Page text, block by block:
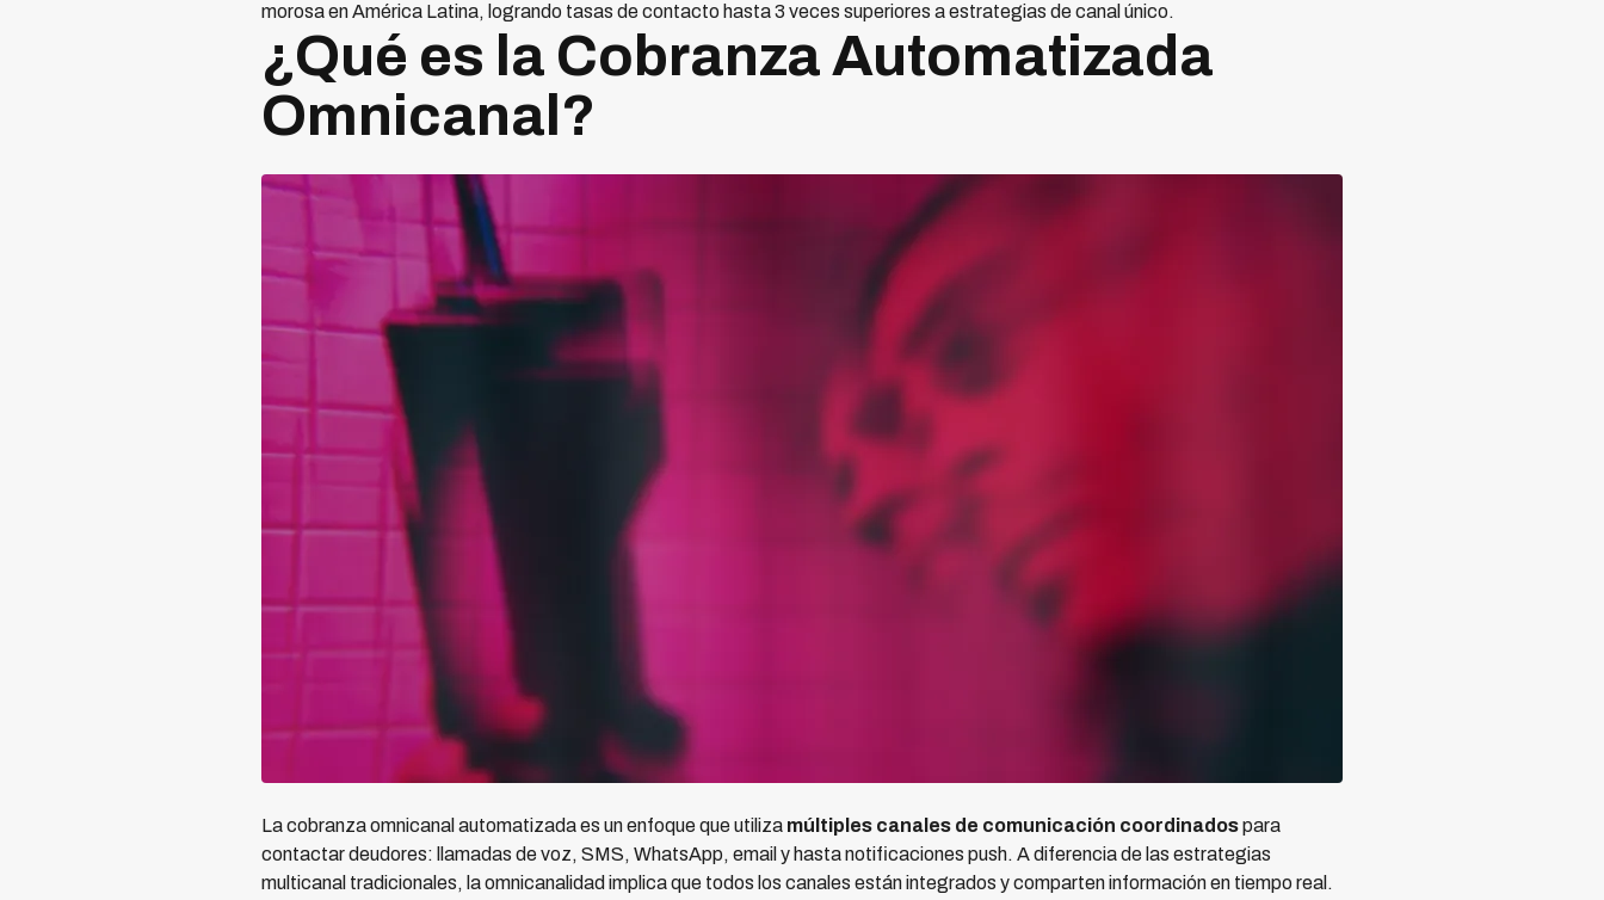
morosa en América Latina, logrando tasas de contacto hasta 3 veces superiores a estrategias de canal único.
¿Qué es la Cobranza Automatizada
Omnicanal?
La cobranza omnicanal automatizada es un enfoque que utiliza múltiples canales de comunicación coordinadospara
contactar deudores: llamadas de voz, SMS, WhatsApp, email y hasta notificaciones push. A diferencia de las estrategias
multicanal tradicionales, la omnicanalidad implica que todos los canales están integrados y comparten información en tiempo real.